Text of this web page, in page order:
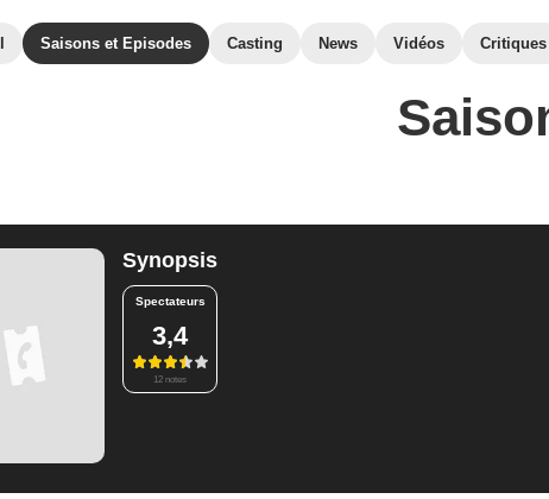
Saisons et Episodes Casting News Vidéos Critiques
Synopsis
Spectateurs
3,4
12 notes